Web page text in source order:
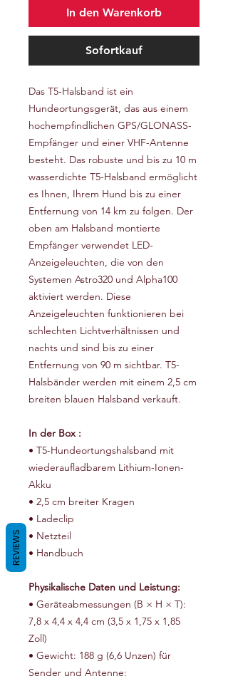
In den Warenkorb
Sofortkauf
Das T5-Halsband ist ein
Hundeortungsgerät, das aus einem
hochempfindlichen GPS/GLONASS-
Empfänger und einer VHF-Antenne
besteht. Das robuste und bis zu 10 m
wasserdichte T5-Halsband ermöglicht
es Ihnen, Ihrem Hund bis zu einer
Entfernung von 14 km zu folgen. Der
oben am Halsband montierte
Empfänger verwendet LED-
Anzeigeleuchten, die von den
Systemen Astro320 und Alpha100
aktiviert werden. Diese
Anzeigeleuchten funktionieren bei
schlechten Lichtverhältnissen und
nachts und sind bis zu einer
Entfernung von 90 m sichtbar. T5-
Halsbänder werden mit einem 2,5 cm
breiten blauen Halsband verkauft.
In der Box :
• T5-Hundeortungshalsband mit
wiederaufladbarem Lithium-Ionen-
Akku
• 2,5 cm breiter Kragen
• Ladeclip
• Netzteil
• Handbuch
Physikalische Daten und Leistung:
• Geräteabmessungen (B × H × T):
7,8 x 4,4 x 4,4 cm (3,5 x 1,75 x 1,85
Zoll)
• Gewicht: 188 g (6,6 Unzen) für
Sender und Antenne;
REVIEWS